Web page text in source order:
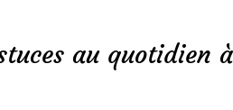
au quotidien